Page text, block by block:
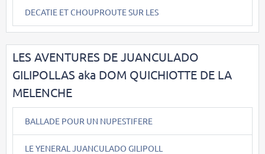
DECATIE ET CHOUPROUTE SUR LES
LES AVENTURES DE JUANCULADO
GILIPOLLAS aka DOM QUICHIOTTE DE LA
MELENCHE
BALLADE POUR UN NUPESTIFERE
LE YENERAL JUANCULADO GILIPOLL